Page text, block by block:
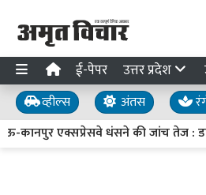
ई-पेपर उत्तर प्रदेश
व्हील्स अंतस
एक्सप्रेसवे धंसने की जांच तेज :